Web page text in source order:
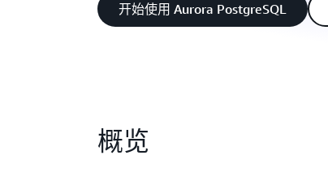
开始使用 Aurora PostgreSQL
概览